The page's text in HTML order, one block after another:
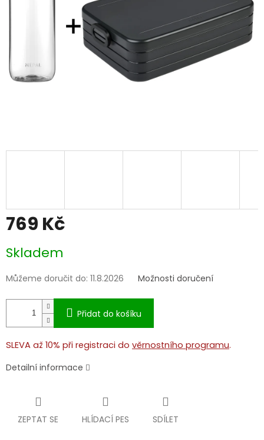
769 Kč
cena:
Skladem
Můžeme doručit do: 11.8.2026 Možnosti doručení
Přidat do košíku
SLEVA až 10% při registraci do věrnostního programu.
Detailní informace
ZEPTAT SE HLÍDACÍ PES SDÍLET